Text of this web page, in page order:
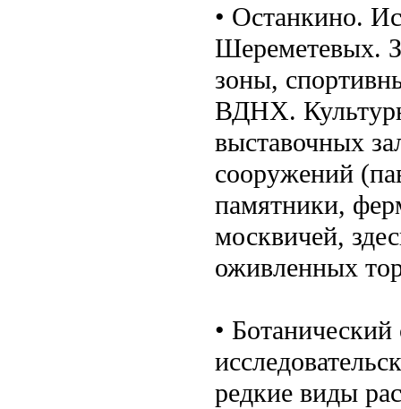
• Останкино.
Шереметевых.
зоны,
ВДНХ.
выставочных
сооружений
памятники,
москвичей,
оживленных
•
редкие виды